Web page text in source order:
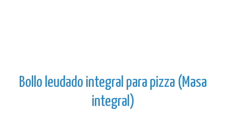
Bollo leudado integral para pizza (Masa
integral)